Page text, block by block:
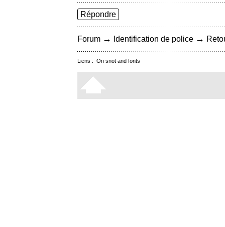
Répondre
Forum → Identification de police →
Liens : On snot and fonts